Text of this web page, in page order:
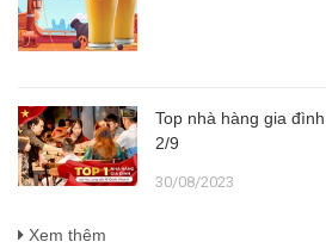
Top nhà hàng gia
2/9
30/08/2023
Xem thêm